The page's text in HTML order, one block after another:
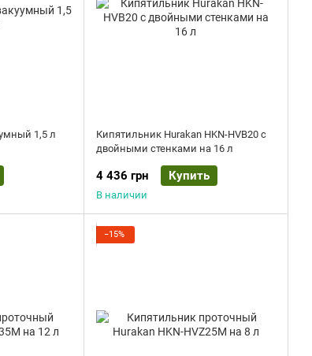
1,5 л
Кипятильник Hurakan HKN-HVB20 с
двойными стенками на 16 л
4 436 грн Купить
В наличии
−15%